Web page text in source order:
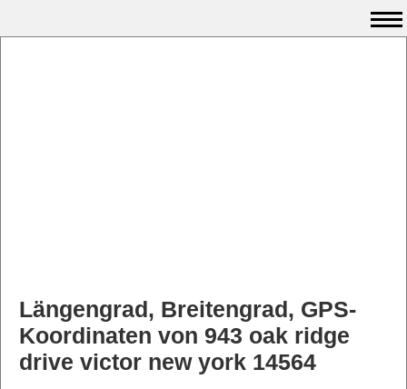
Längengrad, Breitengrad, GPS-
Koordinaten von 943 oak ridge
drive victor new york 14564